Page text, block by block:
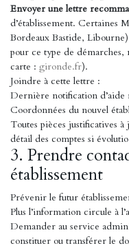
Envoyer une lettre
d’établissement. Certaines
Bordeaux Bastide,
pour ce type de démarches,
carte : gironde.fr).
Joindre à cette lettre :
Dernière notification d’aide
Coordonnées du nouvel
Toutes pièces justificatives
détail des comptes si
3. Prendre
établissement
Prévenir le futur
Plus l’information circule à
Demander au service
constituer ou transférer le